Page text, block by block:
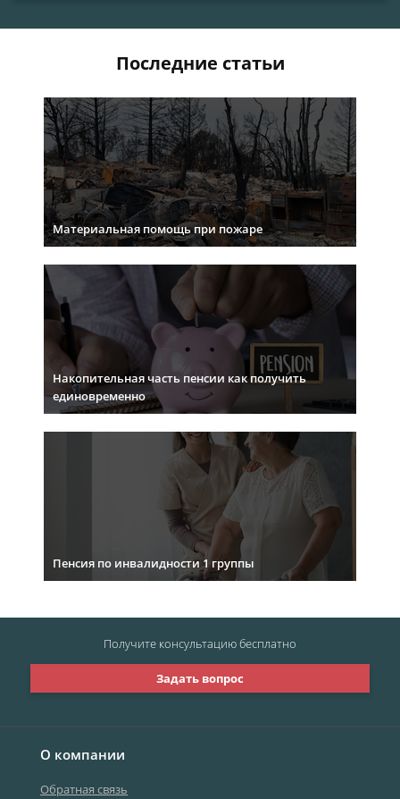
Последние статьи
Материальная помощь при пожаре
Накопительная часть пенсии как получить
единовременно
Пенсия по инвалидности 1 группы
О компании
Обратная связь
Задать вопрос
Получите консультациюбесплатно